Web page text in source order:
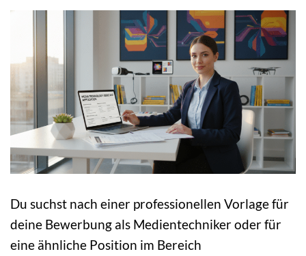
Du suchst nach einer professionellen Vorlage für
deine Bewerbung als Medientechniker oder für
eine ähnliche Position im Bereich